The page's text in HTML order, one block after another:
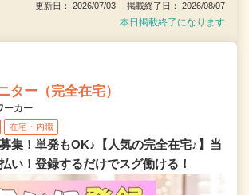
更新日： 2026/07/03 掲載終了日： 2026/08/07
本日掲載終了になります
ター（完全在宅）
ーカー
在宅・内職
集！単発もOK♪【人気の完全在宅♪】当
い！登録するだけでスグ働ける！